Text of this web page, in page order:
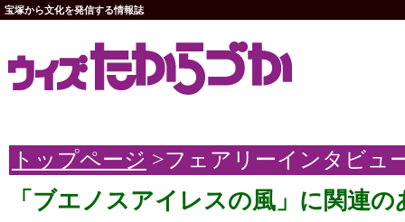
宝塚から文化を発信する情報誌
トップページ >フェアリーインタビュ
「ブエノスアイレスの風」に関連の